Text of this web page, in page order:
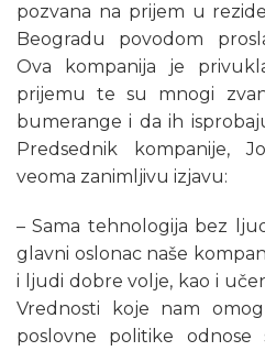
pozvana na prijem u
Beogradu povodom
Ova kompanija je
prijemu te su mnogi
bumerange i da ih
Predsednik kompanije,
veoma zanimljivu izjavu:
– Sama tehnologija bez
glavni oslonac naše
i ljudi dobre volje, kao i
Vrednosti koje nam
poslovne politike odnose